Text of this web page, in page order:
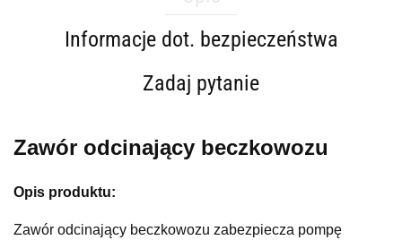
Informacje dot. bezpieczeństwa
Zadaj pytanie
Zawór odcinający beczkowozu
Opis produktu:
Zawór odcinający beczkowozu zabezpiecza pompę